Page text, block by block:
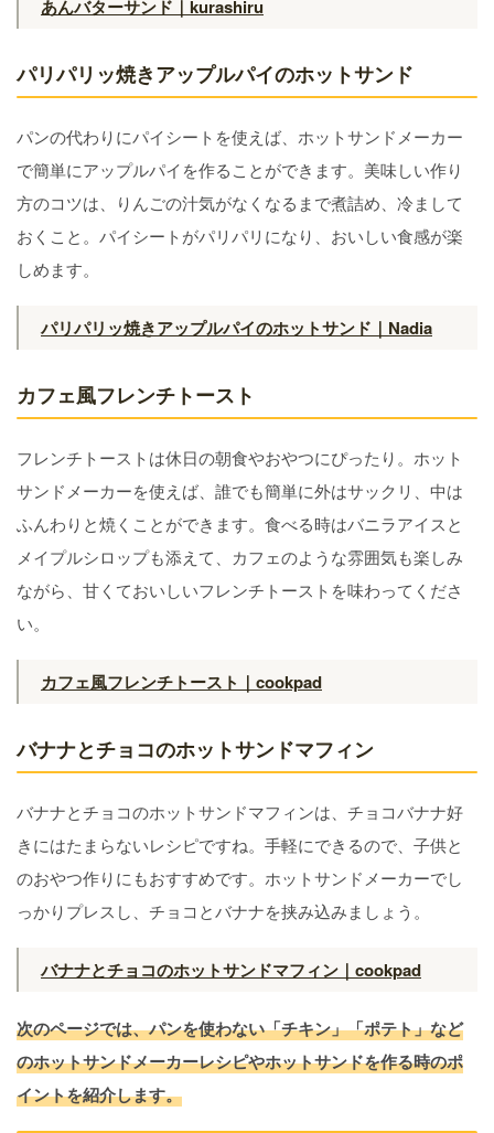
あんバターサンド｜kurashiru
パリパリッ焼きアップルパイのホットサンド
パンの代わりにパイシートを使えば、ホットサンドメーカー
で簡単にアップルパイを作ることができます。美味しい作り
方のコツは、りんごの汁気がなくなるまで煮詰め、冷まして
おくこと。パイシートがパリパリになり、おいしい食感が楽
しめます。
パリパリッ焼きアップルパイのホットサンド｜Nadia
カフェ風フレンチトースト
フレンチトーストは休日の朝食やおやつにぴったり。ホット
サンドメーカーを使えば、誰でも簡単に外はサックリ、中は
ふんわりと焼くことができます。食べる時はバニラアイスと
メイプルシロップも添えて、カフェのような雰囲気も楽しみ
ながら、甘くておいしいフレンチトーストを味わってくださ
い。
カフェ風フレンチトースト｜cookpad
バナナとチョコのホットサンドマフィン
バナナとチョコのホットサンドマフィンは、チョコバナナ好
きにはたまらないレシピですね。手軽にできるので、子供と
のおやつ作りにもおすすめです。ホットサンドメーカーでし
っかりプレスし、チョコとバナナを挟み込みましょう。
バナナとチョコのホットサンドマフィン｜cookpad
次のページでは、パンを使わない「チキン」「ポテト」など
のホットサンドメーカーレシピやホットサンドを作る時のポ
イントを紹介します。